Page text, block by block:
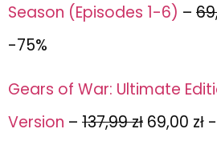
Season (Episodes 1-6) –
-75%
Gears of War: Ultimate
Version – 137,99 zł 69,00 zł